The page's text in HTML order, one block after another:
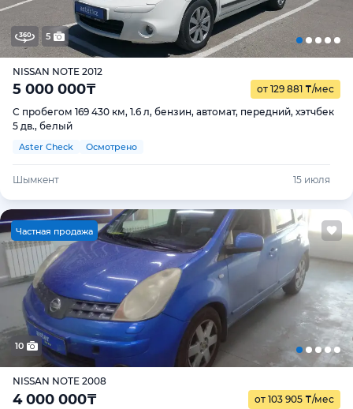
5
NISSAN NOTE 2012
5 000 000₸ от 129 881 ₸/мес
С пробегом 169 430 км, 1.6 л, бензин, автомат, передний, хэтчбек
5 дв., белый
Aster Check Осмотрено
Шымкент 15 июля
Частная продажа
10
NISSAN NOTE 2008
4 000 000₸ от 103 905 ₸/мес